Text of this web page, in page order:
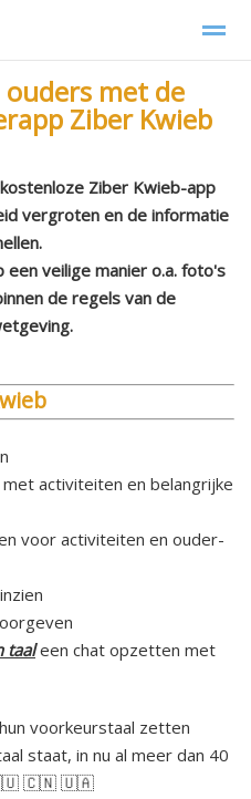
Babygroep
Facebook Instagram
met de
Ziber Kwieb
Ziber Kwieb-app
vergroten en de informatie
veilige manier o.a. foto's
de regels van de
activiteiten en belangrijke
voor activiteiten en ouder-
taaleen chat opzetten met
voorkeurstaal zetten
staat, in nu al meer dan 40
🇨🇳 🇺🇦